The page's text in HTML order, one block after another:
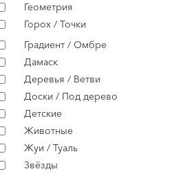
Геометрия
Горох / Точки
Градиент / Омбре
Дамаск
Деревья / Ветви
Доски / Под дерево
Детские
Животные
Жуи / Туаль
Звёзды